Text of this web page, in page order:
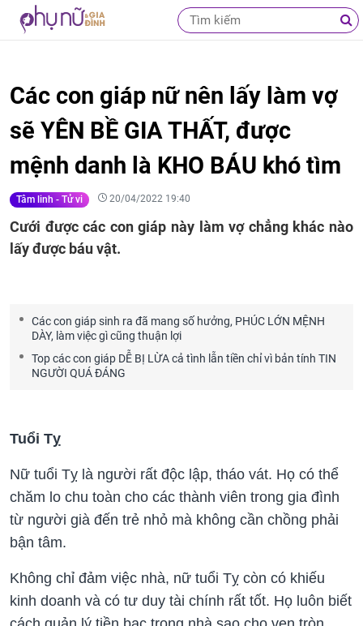
Các con giáp nữ nên lấy làm vợ
sẽ YÊN BỀ GIA THẤT, được
mệnh danh là KHO BÁU khó tìm
Tâm linh - Tử vi 20/04/2022 19:40
Cưới được các con giáp này làm vợ chẳng khác nào
lấy được báu vật.
Các con giáp sinh ra đã mang số hưởng, PHÚC LỚN MỆNH
DÀY, làm việc gì cũng thuận lợi
Top các con giáp DỄ BỊ LỪA cả tình lẫn tiền chỉ vì bản tính TIN
NGƯỜI QUÁ ĐÁNG
Tuổi Tỵ
Nữ tuổi Tỵ là người rất độc lập, tháo vát. Họ có thể
chăm lo chu toàn cho các thành viên trong gia đình
từ người già đến trẻ nhỏ mà không cần chồng phải
bận tâm.
Không chỉ đảm việc nhà, nữ tuổi Tỵ còn có khiếu
kinh doanh và có tư duy tài chính rất tốt. Họ luôn biết